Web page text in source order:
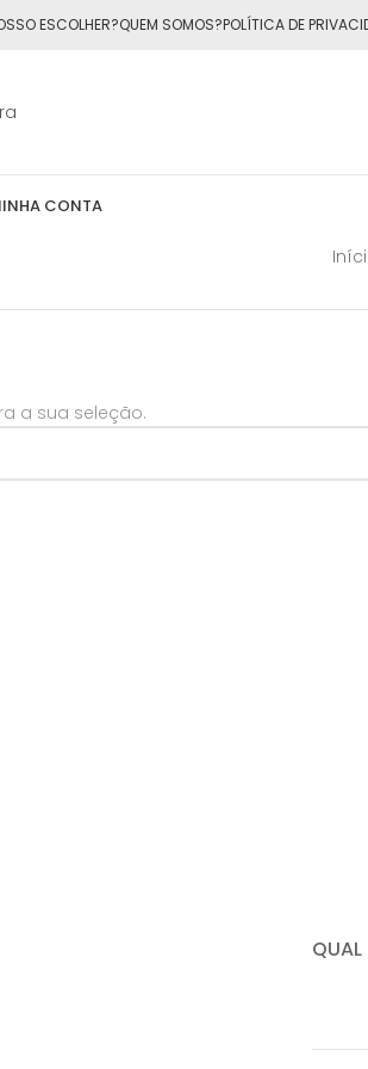
nas compras acima de R$50,00
ESCOLHER?QUEM SOMOS?POLÍTICA DE
CONTA
a sua seleção.
QUAL